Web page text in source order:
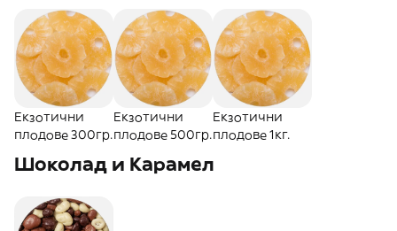
Екзотични
плодове 300гр.
Екзотични
плодове 500гр.
Екзотични
плодове 1кг.
Шоколад и Карамел